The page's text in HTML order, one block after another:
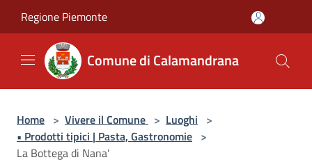
Regione Piemonte
Comune di Calamandrana
Home > Vivere il Comune > Luoghi >
• Prodotti tipici | Pasta, Gastronomie >
La Bottega di Nana'